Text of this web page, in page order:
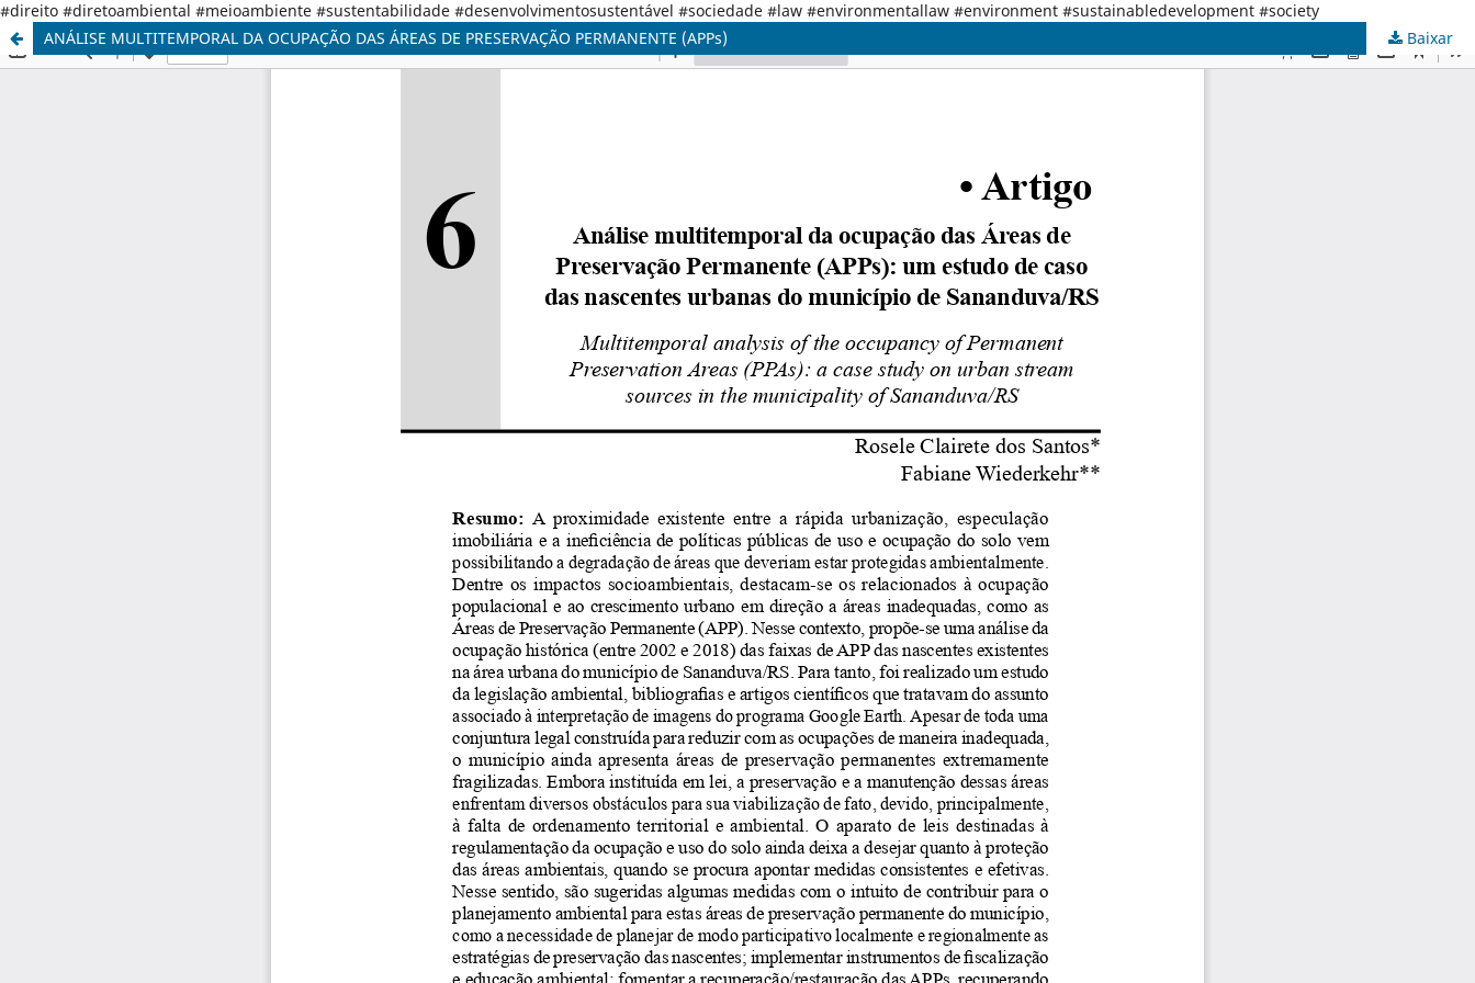
#direito #diretoambiental #meioambiente #sustentabilidade #desenvolvimentosustentável #sociedade #law #environmentallaw #environment #sustainabledevelopment #society
ANÁLISE MULTITEMPORAL DA OCUPAÇÃO DAS ÁREAS DE PRESERVAÇÃO PERMANENTE (APPs)
Baixar